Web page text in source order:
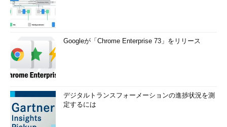
Googleが「Chrome Enterprise 73」をリリース
デジタルトランスフォーメーションの進捗状況を測
定するには